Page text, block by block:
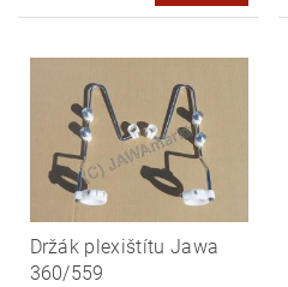
Držák plexištítu Jawa
360/559